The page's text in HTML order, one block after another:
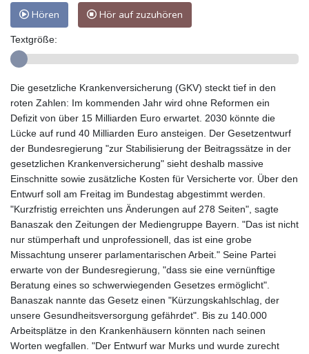
Hören Hör auf zuzuhören
Textgröße:
Die gesetzliche Krankenversicherung (GKV) steckt tief in den
roten Zahlen: Im kommenden Jahr wird ohne Reformen ein
Defizit von über 15 Milliarden Euro erwartet. 2030 könnte die
Lücke auf rund 40 Milliarden Euro ansteigen. Der Gesetzentwurf
der Bundesregierung "zur Stabilisierung der Beitragssätze in der
gesetzlichen Krankenversicherung" sieht deshalb massive
Einschnitte sowie zusätzliche Kosten für Versicherte vor. Über den
Entwurf soll am Freitag im Bundestag abgestimmt werden.
"Kurzfristig erreichten uns Änderungen auf 278 Seiten", sagte
Banaszak den Zeitungen der Mediengruppe Bayern. "Das ist nicht
nur stümperhaft und unprofessionell, das ist eine grobe
Missachtung unserer parlamentarischen Arbeit." Seine Partei
erwarte von der Bundesregierung, "dass sie eine vernünftige
Beratung eines so schwerwiegenden Gesetzes ermöglicht".
Banaszak nannte das Gesetz einen "Kürzungskahlschlag, der
unsere Gesundheitsversorgung gefährdet". Bis zu 140.000
Arbeitsplätze in den Krankenhäusern könnten nach seinen
Worten wegfallen. "Der Entwurf war Murks und wurde zurecht